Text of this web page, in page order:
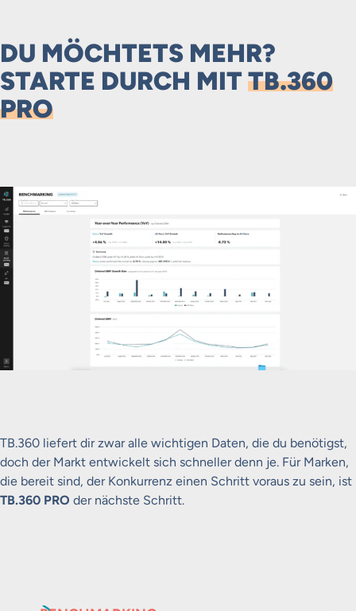
DU MÖCHTETS MEHR?
STARTE DURCH MIT TB.360
PRO
TB.360 liefert dir zwar alle wichtigen Daten, die du benötigst,
doch der Markt entwickelt sich schneller denn je. Für Marken,
die bereit sind, der Konkurrenz einen Schritt voraus zu sein, ist
TB.360 PRO der nächste Schritt.